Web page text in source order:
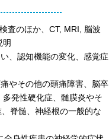
査のほか、CT, MRI, 脳波
明
、認知機能の変化、感覚症
やその他の頭痛障害、脳卒
発性硬化症、髄膜炎やそ
脊髄、神経根の一般的な